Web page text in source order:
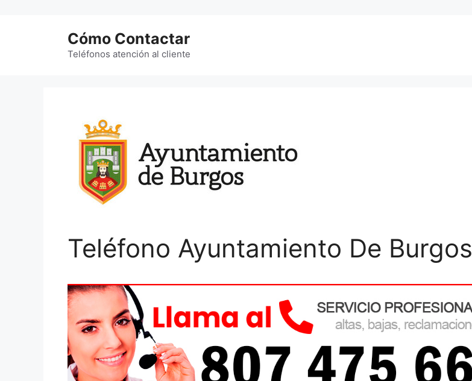
Cómo Contactar
Teléfonos atención al cliente
Teléfono Ayuntamiento De Burgos